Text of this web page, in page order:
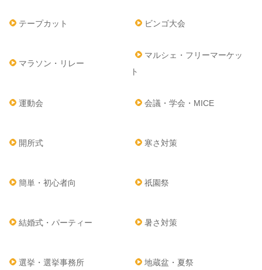
テープカット ビンゴ大会
マラソン・リレー
マルシェ・フリーマーケッ
ト
運動会 会議・学会・MICE
開所式 寒さ対策
簡単・初心者向 祇園祭
結婚式・パーティー 暑さ対策
選挙・選挙事務所 地蔵盆・夏祭